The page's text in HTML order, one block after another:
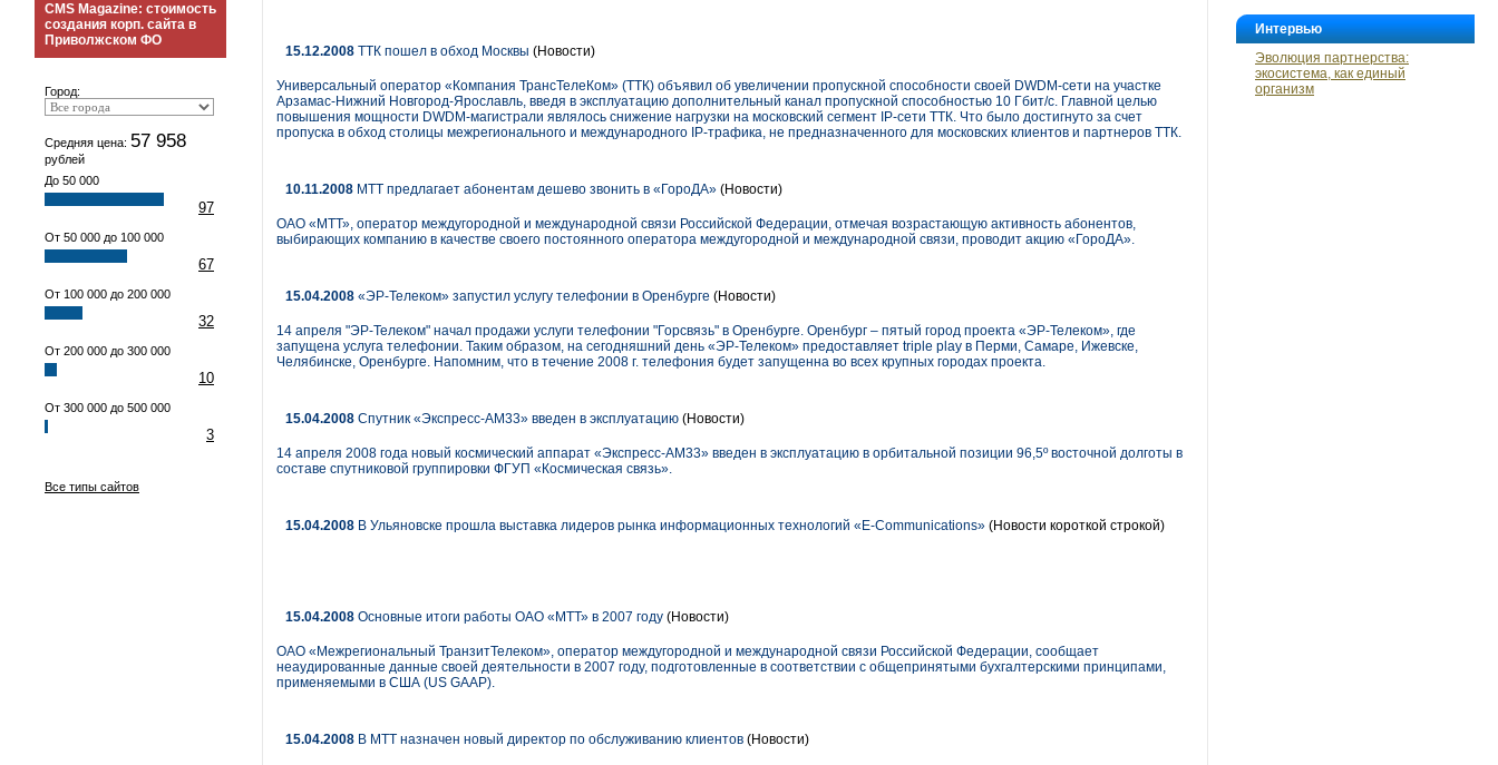
CMS Magazine: стоимость
создания корп. сайта в
Приволжском ФО
Город:
Средняя цена: 57 958
рублей
До 50 000
97
От 50 000 до 100 000
67
От 100 000 до 200 000
32
От 200 000 до 300 000
10
От 300 000 до 500 000
3
Все типы сайтов
Интервью
Эволюция партнерства:
экосистема, как единый
организм
15.12.2008 ТТК пошел в обход Москвы (Новости)
Универсальный оператор «Компания ТрансТелеКом» (ТТК) объявил об увеличении пропускной способности своей DWDM-сети на участке
Арзамас-Нижний Новгород-Ярославль, введя в эксплуатацию дополнительный канал пропускной способностью 10 Гбит/с. Главной целью
повышения мощности DWDM-магистрали являлось снижение нагрузки на московский сегмент IP-сети ТТК. Что было достигнуто за счет
пропуска в обход столицы межрегионального и международного IP-трафика, не предназначенного для московских клиентов и партнеров ТТК.
10.11.2008 МТТ предлагает абонентам дешево звонить в «ГороДА» (Новости)
ОАО «МТТ», оператор междугородной и международной связи Российской Федерации, отмечая возрастающую активность абонентов,
выбирающих компанию в качестве своего постоянного оператора междугородной и международной связи, проводит акцию «ГороДА».
15.04.2008 «ЭР-Телеком» запустил услугу телефонии в Оренбурге (Новости)
14 апреля "ЭР-Телеком" начал продажи услуги телефонии "Горсвязь" в Оренбурге. Оренбург – пятый город проекта «ЭР-Телеком», где
запущена услуга телефонии. Таким образом, на сегодняшний день «ЭР-Телеком» предоставляет triple play в Перми, Самаре, Ижевске,
Челябинске, Оренбурге. Напомним, что в течение 2008 г. телефония будет запущенна во всех крупных городах проекта.
15.04.2008 Спутник «Экспресс-АМ33» введен в эксплуатацию (Новости)
14 апреля 2008 года новый космический аппарат «Экспресс-АМ33» введен в эксплуатацию в орбитальной позиции 96,5º восточной долготы в
составе спутниковой группировки ФГУП «Космическая связь».
15.04.2008 В Ульяновске прошла выставка лидеров рынка информационных технологий «E-Communications» (Новости короткой строкой)
15.04.2008 Основные итоги работы ОАО «МТТ» в 2007 году (Новости)
ОАО «Межрегиональный ТранзитТелеком», оператор междугородной и международной связи Российской Федерации, сообщает
неаудированные данные своей деятельности в 2007 году, подготовленные в соответствии с общепринятыми бухгалтерскими принципами,
применяемыми в США (US GAAP).
15.04.2008 В МТТ назначен новый директор по обслуживанию клиентов (Новости)